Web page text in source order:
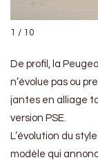
1 / 10
De profil, la
n’évolue pas ou
jantes en alliage
version PSE.
L’évolution du
modèle qui